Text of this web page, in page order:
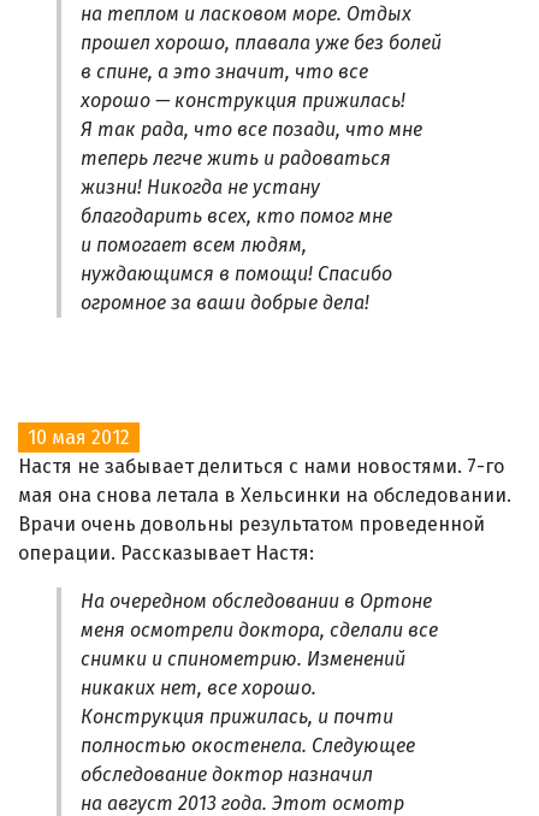
на теплом и ласковом море. Отдых
прошел хорошо, плавала уже без болей
в спине, а это значит, что все
хорошо — конструкция прижилась!
Я так рада, что все позади, что мне
теперь легче жить и радоваться
жизни! Никогда не устану
благодарить всех, кто помог мне
и помогает всем людям,
нуждающимся в помощи! Спасибо
огромное за ваши добрые дела!
10 мая 2012
Настя не забывает делиться с нами новостями. 7-го
мая она снова летала в Хельсинки на обследовании.
Врачи очень довольны результатом проведенной
операции. Рассказывает Настя:
На очередном обследовании в Ортоне
меня осмотрели доктора, сделали все
снимки и спинометрию. Изменений
никаких нет, все хорошо.
Конструкция прижилась, и почти
полностью окостенела. Следующее
обследование доктор назначил
на август 2013 года. Этот осмотр